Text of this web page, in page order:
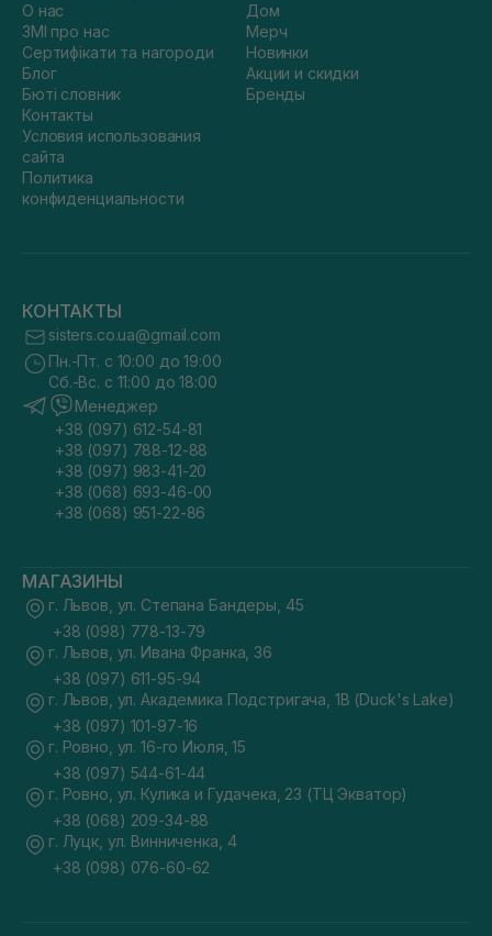
О нас
ЗМІ про нас
Сертифікати та нагороди
Блог
Бюті словник
Контакты
Условия использования
сайта
Политика
конфиденциальности
Дом
Мерч
Новинки
Акции и скидки
Бренды
КОНТАКТЫ
sisters.co.ua@gmail.com
Пн.-Пт. с 10:00 до 19:00
Сб.-Вс. с 11:00 до 18:00
Менеджер
+38 (097) 612-54-81
+38 (097) 788-12-88
+38 (097) 983-41-20
+38 (068) 693-46-00
+38 (068) 951-22-86
МАГАЗИНЫ
г. Львов, ул. Степана Бандеры, 45
+38 (098) 778-13-79
г. Львов, ул. Ивана Франка, 36
+38 (097) 611-95-94
г. Львов, ул. Академика Подстригача, 1В (Duck's Lake)
+38 (097) 101-97-16
г. Ровно, ул. 16-го Июля, 15
+38 (097) 544-61-44
г. Ровно, ул. Кулика и Гудачека, 23 (ТЦ Экватор)
+38 (068) 209-34-88
г. Луцк, ул. Винниченка, 4
+38 (098) 076-60-62